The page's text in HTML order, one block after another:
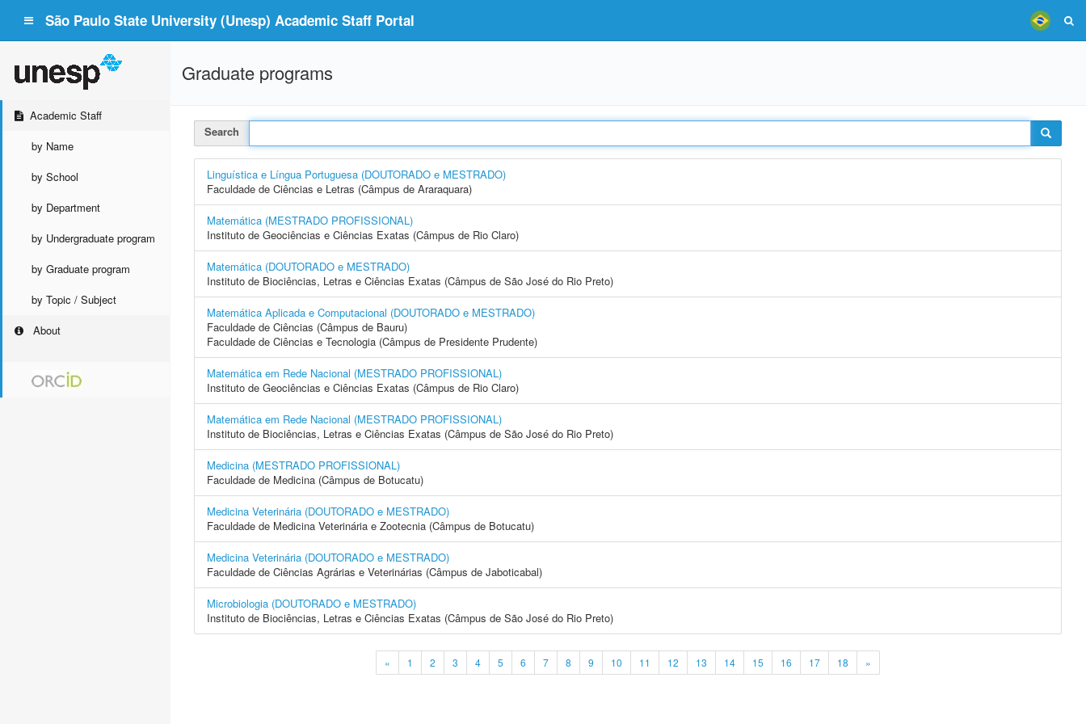
São Paulo State University (Unesp) Academic Staff Portal
Academic Staff
by Name
by School
by Department
by Undergraduate program
by Graduate program
by Topic / Subject
About
Graduate programs
Search
Linguística e Língua Portuguesa (DOUTORADO e MESTRADO)
Faculdade de Ciências e Letras (Câmpus de Araraquara)
Matemática (MESTRADO PROFISSIONAL)
Instituto de Geociências e Ciências Exatas (Câmpus de Rio Claro)
Matemática (DOUTORADO e MESTRADO)
Instituto de Biociências, Letras e Ciências Exatas (Câmpus de São José do Rio Preto)
Matemática Aplicada e Computacional (DOUTORADO e MESTRADO)
Faculdade de Ciências (Câmpus de Bauru)
Faculdade de Ciências e Tecnologia (Câmpus de Presidente Prudente)
Matemática em Rede Nacional (MESTRADO PROFISSIONAL)
Instituto de Geociências e Ciências Exatas (Câmpus de Rio Claro)
Matemática em Rede Nacional (MESTRADO PROFISSIONAL)
Instituto de Biociências, Letras e Ciências Exatas (Câmpus de São José do Rio Preto)
Medicina (MESTRADO PROFISSIONAL)
Faculdade de Medicina (Câmpus de Botucatu)
Medicina Veterinária (DOUTORADO e MESTRADO)
Faculdade de Medicina Veterinária e Zootecnia (Câmpus de Botucatu)
Medicina Veterinária (DOUTORADO e MESTRADO)
Faculdade de Ciências Agrárias e Veterinárias (Câmpus de Jaboticabal)
Microbiologia (DOUTORADO e MESTRADO)
Instituto de Biociências, Letras e Ciências Exatas (Câmpus de São José do Rio Preto)
« 1 2 3 4 5 6 7 8 9 10 11 12 13 14 15 16 17 18 »